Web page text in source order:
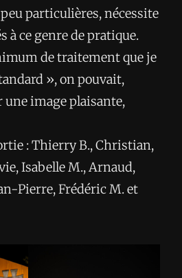
particulières, nécessite
à ce genre de pratique.
de traitement que je
», on pouvait,
image plaisante,
: Thierry B., Christian,
Isabelle M., Arnaud,
Pierre, Frédéric M. et